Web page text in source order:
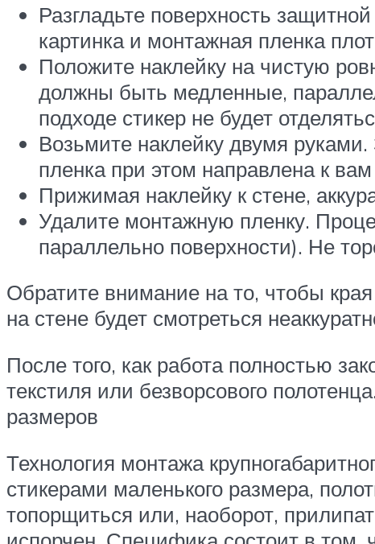
Разгладьте поверхность
картинка и монтажная пленка
Положите наклейку на чистую
должны быть медленные,
подходе стикер не будет
Возьмите наклейку двумя
пленка при этом направлена к
Прижимая наклейку к стене,
Удалите монтажную пленку.
параллельно поверхности). Не
Обратите внимание на то, чтобы
на стене будет смотреться
После того, как работа полностью
текстиля или безворсового
размеров
Технология монтажа
стикерами маленького размера,
топорщиться или, наоборот,